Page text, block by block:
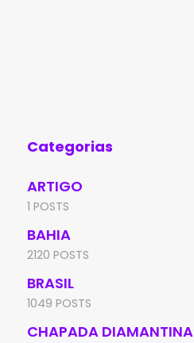
Categorias
ARTIGO
1 POSTS
BAHIA
2120 POSTS
BRASIL
1049 POSTS
CHAPADA DIAMANTINA